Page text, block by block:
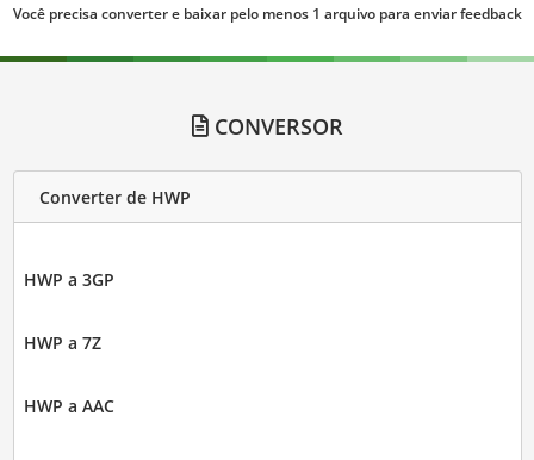
Você precisa converter e baixar pelo menos 1 arquivo para enviar feedback
CONVERSOR
Converter de HWP
HWP a 3GP
HWP a 7Z
HWP a AAC